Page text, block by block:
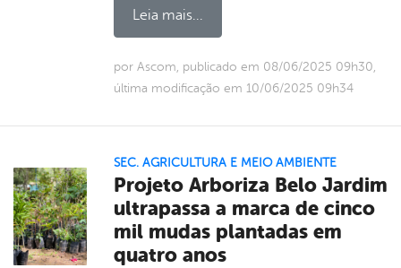
Leia mais...
por Ascom, publicado em 08/06/2025 09h30,
última modificação em 10/06/2025 09h34
SEC. AGRICULTURA E MEIO AMBIENTE
Projeto Arboriza Belo Jardim
ultrapassa a marca de cinco
mil mudas plantadas em
quatro anos